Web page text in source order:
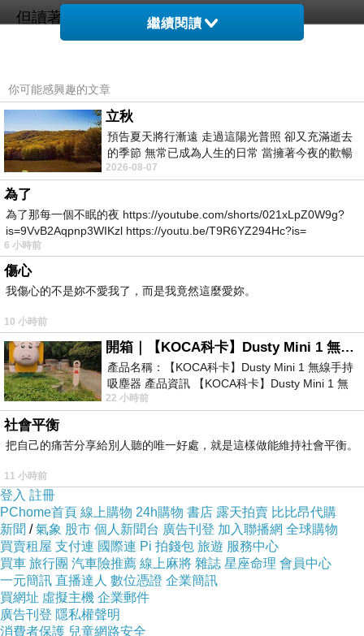
但讀著讀著，你會發現——
原來真正被寫下的，不只是台北。
《台北．市廛居》，陳克華最新散文集
六月出版，敬請期待。
#克華粉 #台北．市廛居 #分享會籌備中 #陳克華
#斑馬線文庫
下一篇：2026客家工藝節_桃園活動
WitchVera
2026-05-31 17:41:57
分享自榮華+斑馬線文庫
🦓🦓🦓斑馬線文庫6/1新書上市。陳克華《台北．市
㕓居》。#克華粉看過來
有些人寫台北，是為了描繪繁華。
但陳克華筆下的台北，總像是在深夜裡，把一個人
繼續閱讀
你可能感興趣的文章
立秋
預告夏天將行漸遠 走過這陽光普照 卻又充滿逝去
的季節 無常已成為人生的日常 當擁著今夜的歡暢
舒心 轉眼驟成昨日 而明晨 太陽
2026-08-07
為了
為了那每一個不眠的夜 https://youtube.com/shorts/021xLpZ0W9g?
is=9VvB2Aqpnp3WIKzl https://youtu.be/T9R6YZ294Hc?is=
6 小時前
傷心
我傷心的不是妳不愛我了，而是我竟然這麼愛妳。
10 小時前
開箱｜【KOCA科卡】Dusty Mini 1 無線手持吸塵器
產品名稱：【KOCA科卡】Dusty Mini 1 無線手持
吸塵器 產品資訊 【KOCA科卡】Dusty Mini 1 無
線手持吸塵器評語： 能吸、能吹兼具兩
22 小時前
社會平衡
把自己的痛苦分享給別人聽的唯一好處，就是這樣做能維持社會平衡。
11 小時前
登入 註冊
PChome首頁 線上購物 24h購物 書店 露天拍賣 比比昂代購
新聞 /氣象 股市 個人新聞台 廣告刊登 加入聯播網 全球購物
買賣租屋 支付連 國際連 Pi 拍錢包 旅遊 服務中心
買車 旅行團 汽車險推薦 線上麻將 雜誌 星座命理 會員中心
一元簡訊 直播達人 數位憑證 企業簡訊
買網址 虛擬主機 企業郵件
廣告刊登 隱私權聲明
消費者保護 兒童網路安全